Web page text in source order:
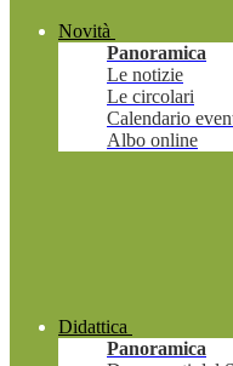
Novità
Panoramica
Le notizie
Le circolari
Calendario
Albo online
Didattica
Panoramica